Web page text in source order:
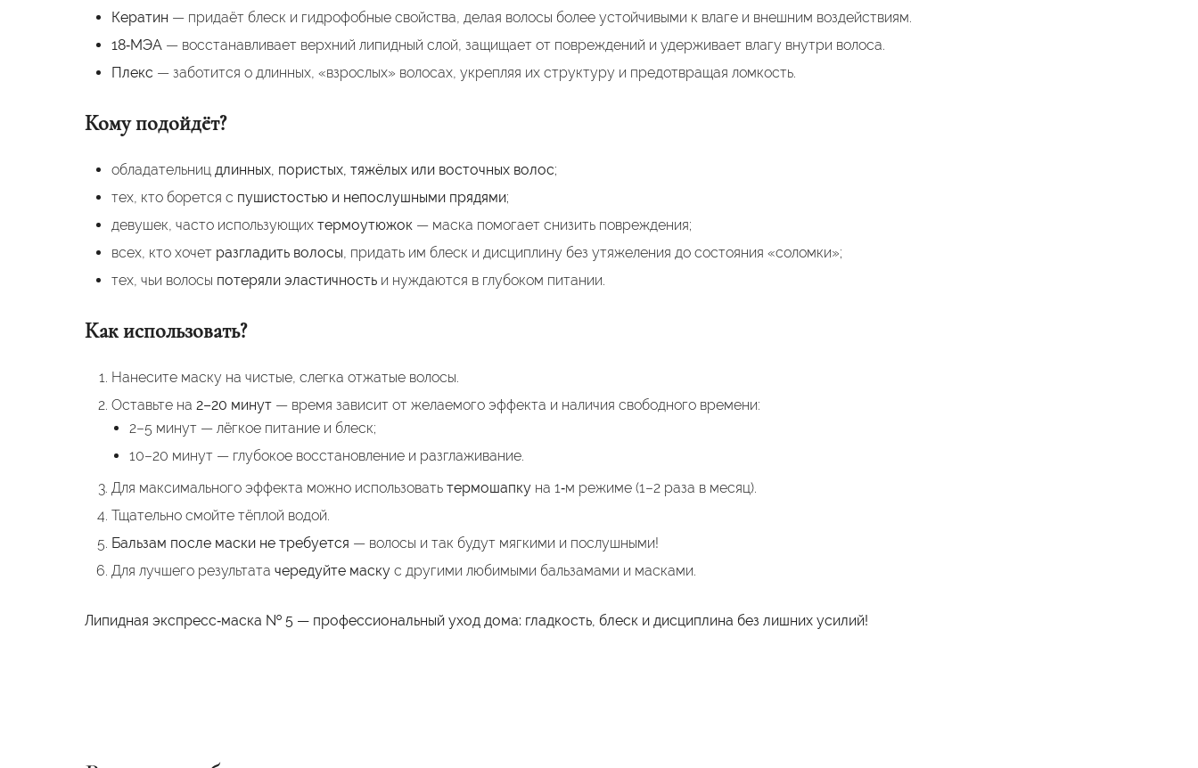
Кератин — придаёт блеск и гидрофобные свойства, делая волосы более устойчивыми к влаге и внешним воздействиям.
18‑МЭА — восстанавливает верхний липидный слой, защищает от повреждений и удерживает влагу внутри волоса.
Плекс — заботится о длинных, «взрослых» волосах, укрепляя их структуру и предотвращая ломкость.
Кому подойдёт?
обладательницдлинных, пористых, тяжёлых или восточных волос;
тех, кто борется с пушистостью и непослушными прядями;
девушек, часто использующихтермоутюжок — маска помогает снизить повреждения;
всех, кто хочет разгладить волосы, придать им блеск и дисциплину без утяжеления до состояния «соломки»;
тех, чьи волосы потеряли эластичность и нуждаются в глубоком питании.
Как использовать?
Нанесите маску на чистые, слегка отжатые волосы.
Оставьте на2–20 минут — время зависит от желаемого эффекта и наличия свободного времени:
2–5 минут — лёгкое питание и блеск;
10–20 минут — глубокое восстановление и разглаживание.
Для максимального эффекта можно использоватьтермошапку на 1‑м режиме (1–2 раза в месяц).
Тщательно смойте тёплой водой.
Бальзам после маски не требуется — волосы и так будут мягкими и послушными!
Для лучшего результатачередуйте маску с другими любимыми бальзамами и масками.
Липидная экспресс‑маска № 5 — профессиональный уход дома: гладкость, блеск и дисциплина без лишних усилий!